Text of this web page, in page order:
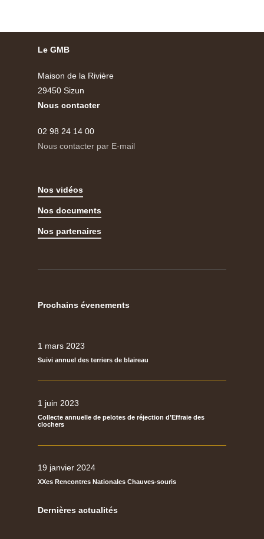
Le GMB
Maison de la Rivière
29450 Sizun
Nous contacter
02 98 24 14 00
Nous contacter par E-mail
Nos vidéos
Nos documents
Nos partenaires
Prochains évenements
1 mars 2023
Suivi annuel des terriers de blaireau
1 juin 2023
Collecte annuelle de pelotes de réjection d’Effraie des
clochers
19 janvier 2024
XXes Rencontres Nationales Chauves-souris
Dernières actualités